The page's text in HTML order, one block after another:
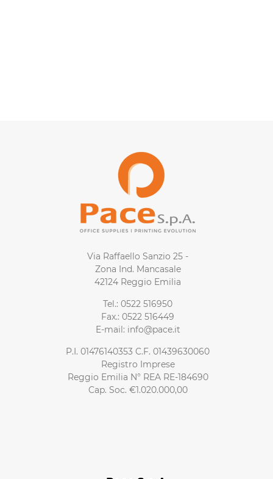
Via Raffaello Sanzio 25 -
Zona Ind. Mancasale
42124 Reggio Emilia
Tel.: 0522 516950
Fax.: 0522 516449
E-mail: info@pace.it
P.I. 01476140353 C.F. 01439630060
Registro Imprese
Reggio Emilia N° REA RE-184690
Cap. Soc. €1.020.000,00